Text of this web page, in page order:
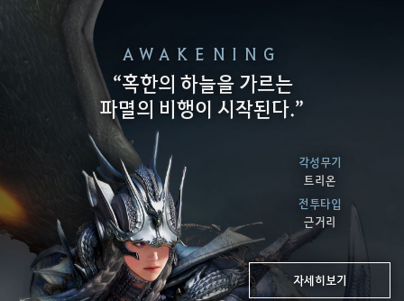
AWAKENING
“혹한의 하늘을 가르는
파멸의 비행이 시작된다.”
각성무기
트리온
전투타입
근거리
자세히보기